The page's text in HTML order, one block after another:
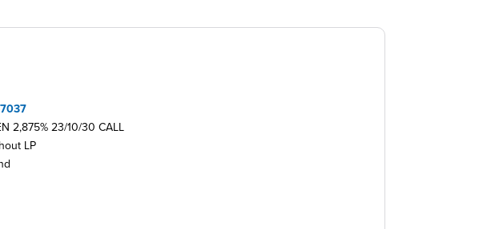
2,875% 23/10/30 CALL
LP